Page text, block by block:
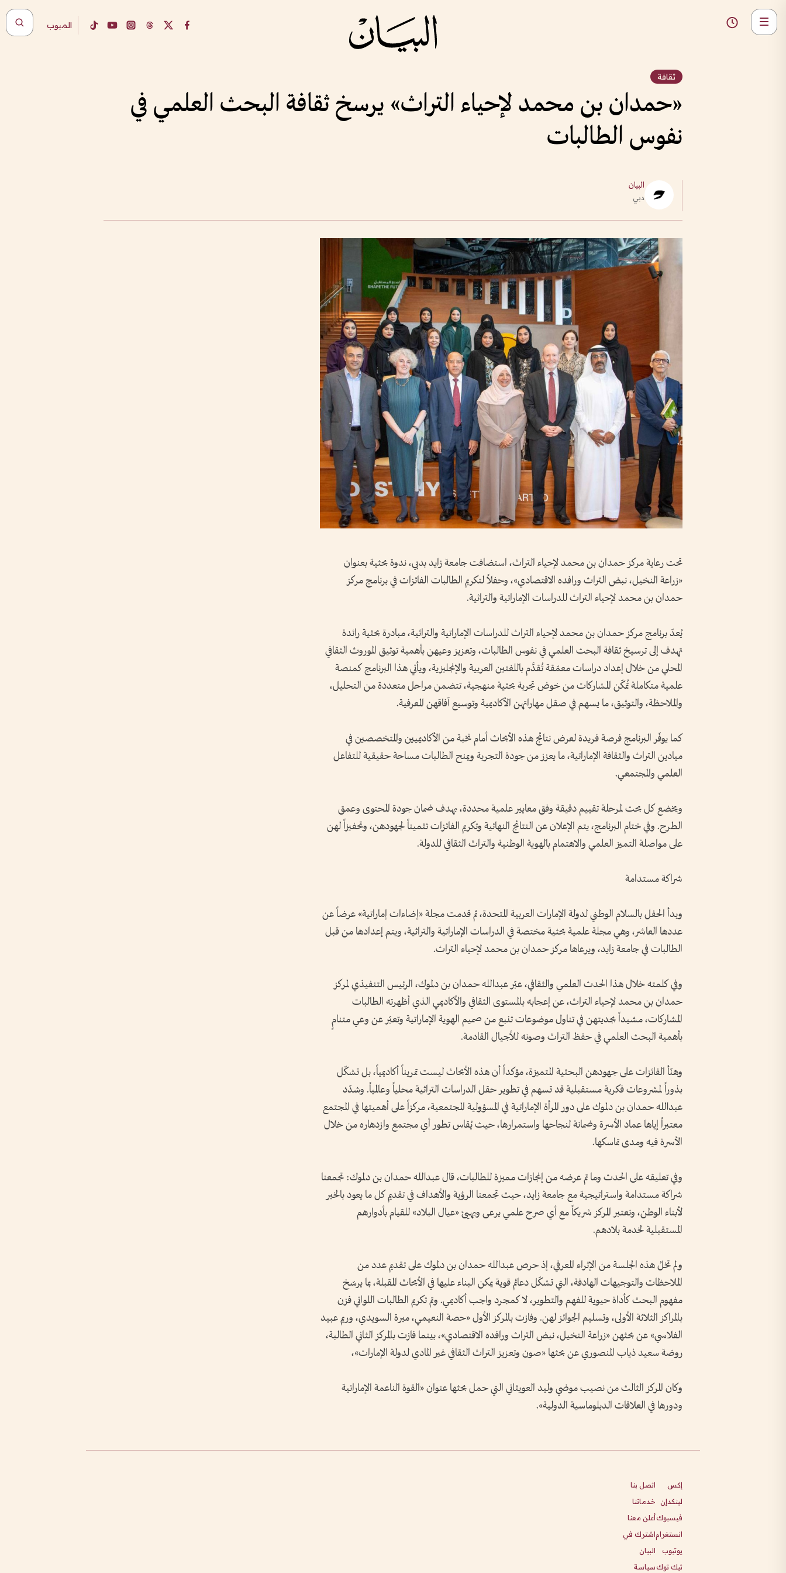
المبوب
ثقافة
«حمدان بن محمد لإحياء التراث» يرسخ ثقافة البحث العلمي في
نفوس الطالبات
البيان
دبي
تحت رعاية مركز حمدان بن محمد لإحياء التراث، استضافت جامعة زايد بدبي، ندوة بحثية بعنوان
«زراعة النخيل، نبض التراث ورافده الاقتصادي»، وحفلاً لتكريم الطالبات الفائزات في برنامج مركز
حمدان بن محمد لإحياء التراث للدراسات الإماراتية والتراثية.
يُعدّ برنامج مركز حمدان بن محمد لإحياء التراث للدراسات الإماراتية والتراثية، مبادرة بحثية رائدة
تهدف إلى ترسيخ ثقافة البحث العلمي في نفوس الطالبات، وتعزيز وعيهن بأهمية توثيق الموروث الثقافي
المحلي من خلال إعداد دراسات معمّقة تُقدَّم باللغتين العربية والإنجليزية، ويأتي هذا البرنامج كمنصة
علمية متكاملة تُمكّن المشاركات من خوض تجربة بحثية منهجية، تتضمن مراحل متعددة من التحليل،
والملاحظة، والتوثيق، ما يسهم في صقل مهاراتهن الأكاديمية وتوسيع آفاقهن المعرفية.
كما يوفّر البرنامج فرصة فريدة لعرض نتائج هذه الأبحاث أمام نخبة من الأكاديميين والمتخصصين في
ميادين التراث والثقافة الإماراتية، ما يعزز من جودة التجربة ويمنح الطالبات مساحة حقيقية للتفاعل
العلمي والمجتمعي.
ويخضع كل بحث لمرحلة تقييم دقيقة وفق معايير علمية محددة، بهدف ضمان جودة المحتوى وعمق
الطرح. وفي ختام البرنامج، يتم الإعلان عن النتائج النهائية وتكريم الفائزات تثميناً لجهودهن، وتحفيزاً لهن
على مواصلة التميز العلمي والاهتمام بالهوية الوطنية والتراث الثقافي للدولة.
شراكة مستدامة
وبدأ الحفل بالسلام الوطني لدولة الإمارات العربية المتحدة، ثم قدمت مجلة «إضاءات إماراتية» عرضاً عن
عددها العاشر، وهي مجلة علمية بحثية مختصة في الدراسات الإماراتية والتراثية، ويتم إعدادها من قبل
الطالبات في جامعة زايد، ويرعاها مركز حمدان بن محمد لإحياء التراث.
وفي كلمته خلال هذا الحدث العلمي والثقافي، عبّر عبدالله حمدان بن دلموك، الرئيس التنفيذي لمركز
حمدان بن محمد لإحياء التراث، عن إعجابه بالمستوى الثقافي والأكاديمي الذي أظهرته الطالبات
المشاركات، مشيداً بجديتهن في تناول موضوعات تنبع من صميم الهوية الإماراتية وتعبّر عن وعي متنامٍ
بأهمية البحث العلمي في حفظ التراث وصونه للأجيال القادمة.
وهنّأ الفائزات على جهودهن البحثية المتميزة، مؤكداً أن هذه الأبحاث ليست تمريناً أكاديمياً، بل تشكّل
بذوراً لمشروعات فكرية مستقبلية قد تسهم في تطوير حقل الدراسات التراثية محلياً وعالمياً. وشدّد
عبدالله حمدان بن دلموك على دور المرأة الإماراتية في المسؤولية المجتمعية، مركزاً على أهميتها في المجتمع
معتبراً إياها عماد الأسرة وضمانة لنجاحها واستمرارها، حيث يُقاس تطور أي مجتمع وازدهاره من خلال
الأسرة فيه ومدى تماسكها.
وفي تعليقه على الحدث وما تم عرضه من إنجازات مميزة للطالبات، قال عبدالله حمدان بن دلموك: تجمعنا
شراكة مستدامة واستراتيجية مع جامعة زايد، حيث تجمعنا الرؤية والأهداف في تقديم كل ما يعود بالخير
لأبناء الوطن، ونعتبر المركز شريكاً مع أي صرح علمي يرعى ويهيئ «عيال البلاد» للقيام بأدوارهم
المستقبلية لخدمة بلادهم.
ولم تخلُ هذه الجلسة من الإثراء المعرفي، إذ حرص عبدالله حمدان بن دلموك على تقديم عدد من
الملاحظات والتوجيهات الهادفة، التي تشكّل دعائم قوية يمكن البناء عليها في الأبحاث المقبلة، بما يرسّخ
مفهوم البحث كأداة حيوية للفهم والتطوير، لا كمجرد واجب أكاديمي. وتم تكريم الطالبات اللواتي فزن
بالمراكز الثلاثة الأولى، وتسليم الجوائز لهن. وفازت بالمركز الأول «حصة النعيمي، ميرة السويدي، وريم عبيد
الفلاسي» عن بحثهن «زراعة النخيل، نبض التراث ورافده الاقتصادي»، بينما فازت بالمركز الثاني الطالبة،
روضة سعيد ذياب المنصوري عن بحثها «صون وتعزيز التراث الثقافي غير المادي لدولة الإمارات»،
وكان المركز الثالث من نصيب موضي وليد العويثاني التي حمل بحثها عنوان «القوة الناعمة الإماراتية
ودورها في العلاقات الدبلوماسية الدولية».
إكس
لينكدإن
فيسبوك
انستغرام
يوتيوب
تيك توك
اتصل بنا
خدماتنا
أعلن معنا
اشترك في
البيان
سياسة